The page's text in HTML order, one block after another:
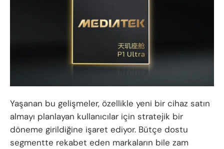
Yaşanan bu gelişmeler, özellikle yeni bir cihaz satın
almayı planlayan kullanıcılar için stratejik bir
döneme girildiğine işaret ediyor. Bütçe dostu
segmentte rekabet eden markaların bile zam